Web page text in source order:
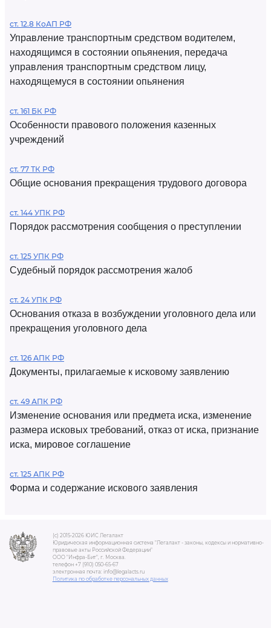
ст. 12.8 КоАП РФ
Управление транспортным средством водителем,
находящимся в состоянии опьянения, передача
управления транспортным средством лицу,
находящемуся в состоянии опьянения
ст. 161 БК РФ
Особенности правового положения казенных
учреждений
ст. 77 ТК РФ
Общие основания прекращения трудового договора
ст. 144 УПК РФ
Порядок рассмотрения сообщения о преступлении
ст. 125 УПК РФ
Судебный порядок рассмотрения жалоб
ст. 24 УПК РФ
Основания отказа в возбуждении уголовного дела или
прекращения уголовного дела
ст. 126 АПК РФ
Документы, прилагаемые к исковому заявлению
ст. 49 АПК РФ
Изменение основания или предмета иска, изменение
размера исковых требований, отказ от иска, признание
иска, мировое соглашение
ст. 125 АПК РФ
Форма и содержание искового заявления
(c) 2015-2026 ЮИС Легалакт
Юридическая информационная система "Легалакт - законы, кодексы и нормативно-
правовые акты Российской Федерации"
ООО "Инфра-Бит", г. Москва.
телефон +7 (910) 050-65-67
электронная почта: info@legalacts.ru
Политика по обработке персональных данных